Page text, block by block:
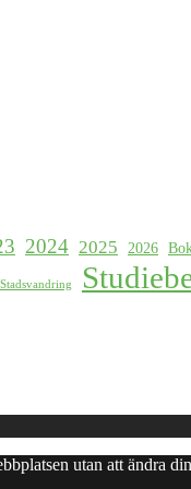
2024 2025 2026
Stadsvandring
utan att ändra